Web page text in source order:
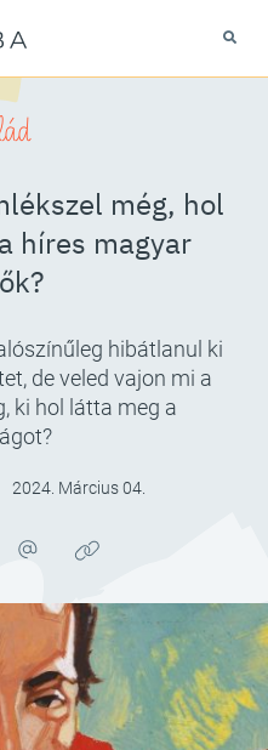
még, hol
híres magyar
hibátlanul ki
de veled vajon mi a
ki hol látta meg a
2024. Március 04.